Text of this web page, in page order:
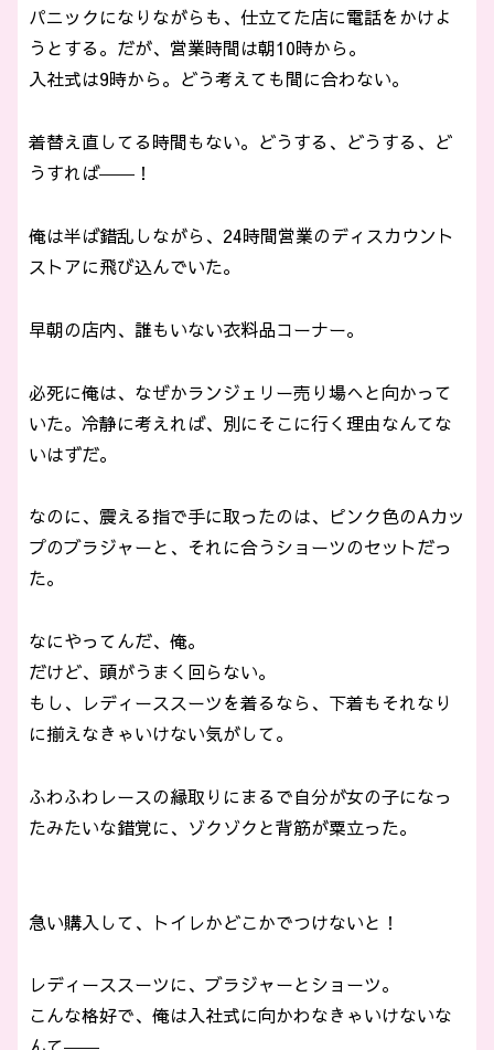
パニックになりながらも、仕立てた店に電話をかけよ
うとする。だが、営業時間は朝10時から。
入社式は9時から。どう考えても間に合わない。
着替え直してる時間もない。どうする、どうする、ど
うすれば――！
俺は半ば錯乱しながら、24時間営業のディスカウント
ストアに飛び込んでいた。
早朝の店内、誰もいない衣料品コーナー。
必死に俺は、なぜかランジェリー売り場へと向かって
いた。冷静に考えれば、別にそこに行く理由なんてな
いはずだ。
なのに、震える指で手に取ったのは、ピンク色のAカッ
プのブラジャーと、それに合うショーツのセットだっ
た。
なにやってんだ、俺。
だけど、頭がうまく回らない。
もし、レディーススーツを着るなら、下着もそれなり
に揃えなきゃいけない気がして。
ふわふわレースの縁取りにまるで自分が女の子になっ
たみたいな錯覚に、ゾクゾクと背筋が粟立った。
急い購入して、トイレかどこかでつけないと！
レディーススーツに、ブラジャーとショーツ。
こんな格好で、俺は入社式に向かわなきゃいけないな